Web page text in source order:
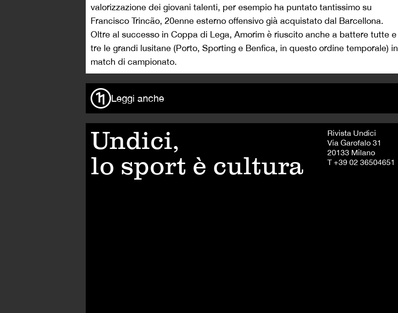
valorizzazione dei giovani talenti, per esempio ha puntato tantissimo su
Francisco Trincão, 20enne esterno offensivo già acquistato dal Barcellona.
Oltre al successo in Coppa di Lega, Amorim è riuscito anche a battere tutte e
tre le grandi lusitane (Porto, Sporting e Benfica, in questo ordine temporale) in
match di campionato.
Leggi anche
Undici,
lo sport è cultura
Rivista Undici
Via Garofalo 31
20133 Milano
T +39 02 36504651